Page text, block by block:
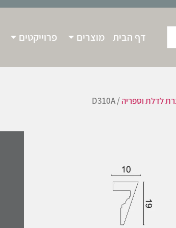
דף הבית מוצרים פרוייקטים
לדלת וספריה/ D310A